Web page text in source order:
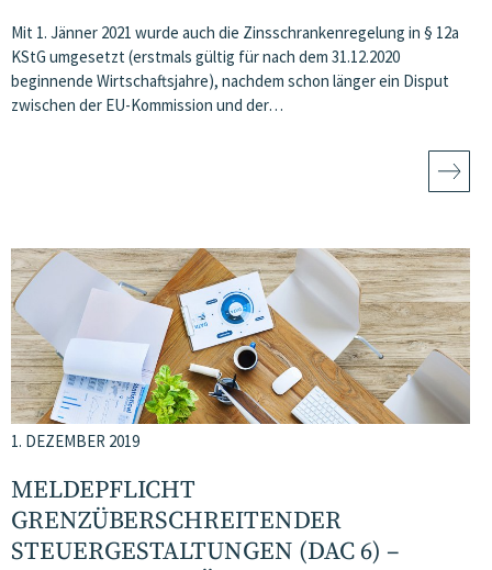
Mit 1. Jänner 2021 wurde auch die Zinsschrankenregelung in § 12a
KStG umgesetzt (erstmals gültig für nach dem 31.12.2020
beginnende Wirtschaftsjahre), nachdem schon länger ein Disput
zwischen der EU-Kommission und der…
1. DEZEMBER 2019
MELDEPFLICHT
GRENZÜBERSCHREITENDER
STEUERGESTALTUNGEN (DAC 6) –